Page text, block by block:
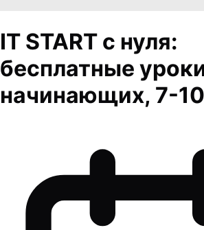
IT START с нуля:
бесплатные
начинающих, 7-